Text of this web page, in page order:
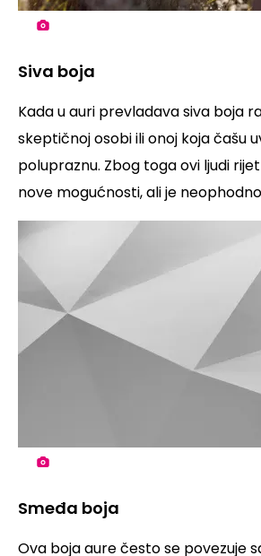
Siva boja
Kada u auri prevladava siva boja
skeptičnoj osobi ili onoj koja čašu
polupraznu. Zbog toga ovi ljudi
nove mogućnosti, ali je
Smeđa boja
Ova boja aure često se povezuje